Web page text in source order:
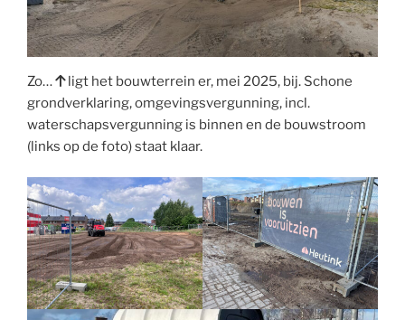
Zo…
ligt het bouwterrein er, mei 2025, bij. Schone
grondverklaring, omgevingsvergunning, incl.
waterschapsvergunning is binnen en de bouwstroom
(links op de foto) staat klaar.